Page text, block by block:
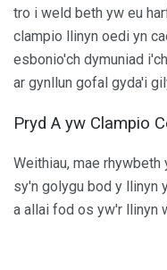
tro i weld beth yw eu
clampio llinyn oedi yn
esbonio'ch dymuniad
ar gynllun gofal gyda'i
Pryd A yw Clampio
Weithiau, mae
sy'n golygu bod y llinyn
a allai fod os yw'r llinyn